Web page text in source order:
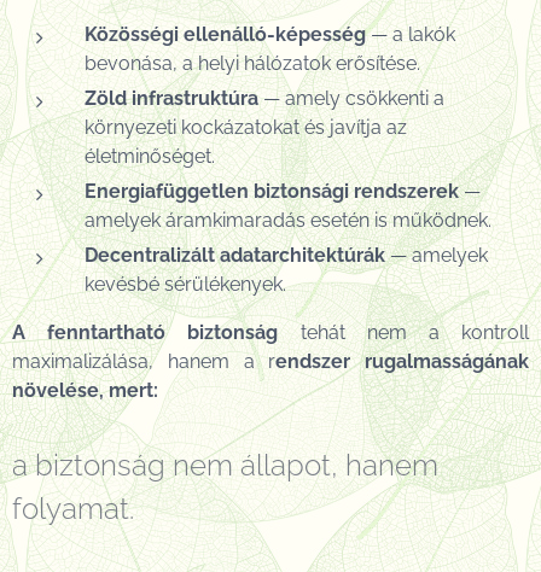
Közösségi ellenálló-képesség— a lakók
bevonása, a helyi hálózatok erősítése.
Zöld infrastruktúra— amely csökkenti a
környezeti kockázatokat és javítja az
életminőséget.
Energiafüggetlen biztonsági rendszerek—
amelyek áramkimaradás esetén is működnek.
Decentralizált adatarchitektúrák— amelyek
kevésbé sérülékenyek.
A fenntartható biztonságtehát nem a kontroll
maximalizálása, hanem a rendszer rugalmasságának
növelése, mert:
a biztonság nem állapot, hanem
folyamat.